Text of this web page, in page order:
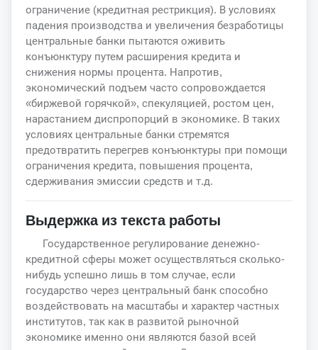
ограничение (кредитная рестрикция). В условиях
падения производства и увеличения безработицы
центральные банки пытаются оживить
конъюнктуру путем расширения кредита и
снижения нормы процента. Напротив,
экономический подъем часто сопровождается
«биржевой горячкой», спекуляцией, ростом цен,
нарастанием диспропорций в экономике. В таких
условиях центральные банки стремятся
предотвратить перегрев конъюнктуры при помощи
ограничения кредита, повышения процента,
сдерживания эмиссии средств и т.д.
Выдержка из текста работы
Государственное регулирование денежно-
кредитной сферы может осуществляться сколько-
нибудь успешно лишь в том случае, если
государство через центральный банк способно
воздействовать на масштабы и характер частных
институтов, так как в развитой рыночной
экономике именно они являются базой всей